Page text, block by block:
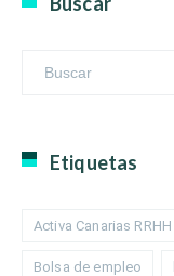
Etiquetas
Activa Canarias RRHH
Bolsa de empleo